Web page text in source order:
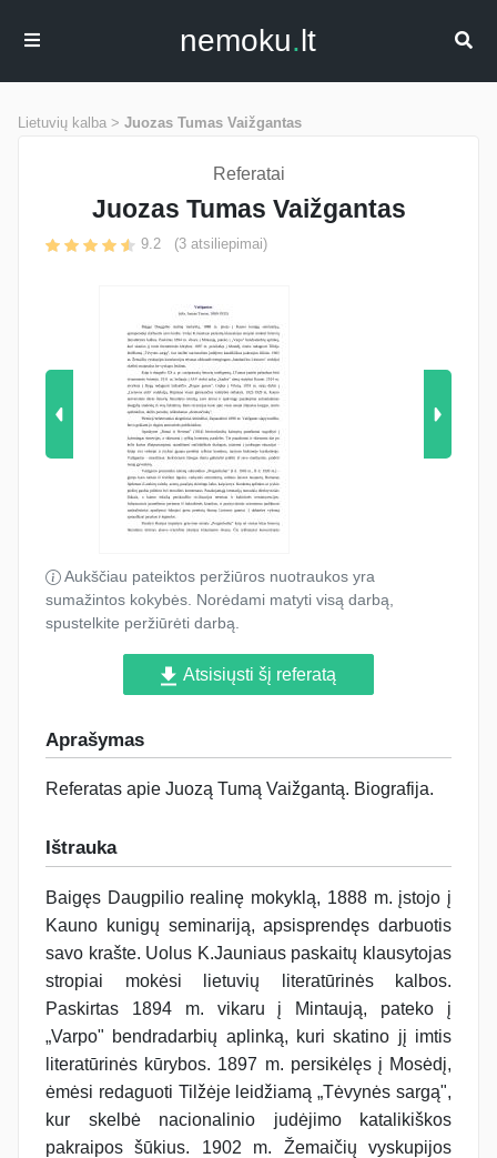
nemoku.lt
Lietuvių kalba > Juozas Tumas Vaižgantas
Referatai
Juozas Tumas Vaižgantas
9.2 (3 atsiliepimai)
Aukščiau pateiktos peržiūros nuotraukos yra
sumažintos kokybės. Norėdami matyti visą darbą,
spustelkite peržiūrėti darbą.
Atsisiųsti šį referatą
Aprašymas
Referatas apie Juozą Tumą Vaižgantą. Biografija.
Ištrauka
Baigęs Daugpilio realinę mokyklą, 1888 m. įstojo į
Kauno kunigų seminariją, apsisprendęs darbuotis
savo krašte. Uolus K.Jauniaus paskaitų klausytojas
stropiai mokėsi lietuvių literatūrinės kalbos.
Paskirtas 1894 m. vikaru į Mintaują, pateko į
„Varpo" bendradarbių aplinką, kuri skatino jį imtis
literatūrinės kūrybos. 1897 m. persikėlęs į Mosėdį,
ėmėsi redaguoti Tilžėje leidžiamą „Tėvynės sargą",
kur skelbė nacionalinio judėjimo katalikiškos
pakraipos šūkius. 1902 m. Žemaičių vyskupijos